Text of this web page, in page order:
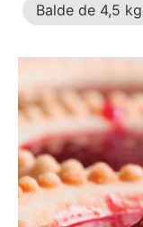
Balde de 4,5